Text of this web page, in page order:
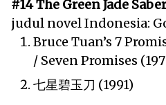
#14 The Green Jade
judul novel Indonesia:
Bruce Tuan’s 7
/ Seven Promises
七星碧玉刀 (1991)